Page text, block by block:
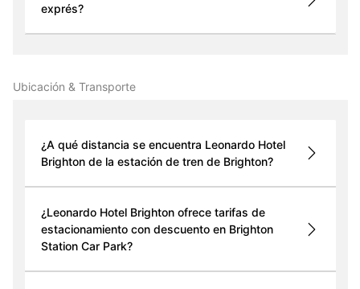
exprés?
Ubicación & Transporte
¿A qué distancia se encuentra Leonardo Hotel
Brighton de la estación de tren de Brighton?
¿Leonardo Hotel Brighton ofrece tarifas de
estacionamiento con descuento en Brighton
Station Car Park?